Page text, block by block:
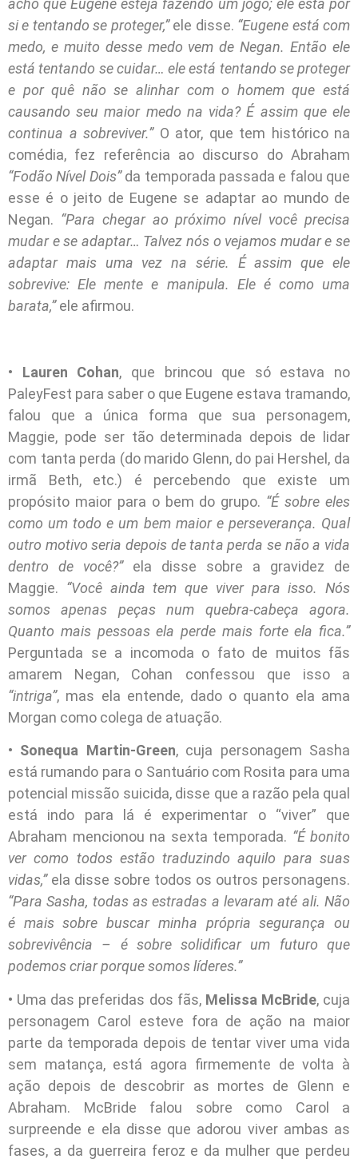
acho que Eugene esteja fazendo um jogo; ele está por
si e tentando se proteger,”ele disse. “Eugene está com
medo, e muito desse medo vem de Negan. Então ele
está tentando se cuidar… ele está tentando se proteger
e por quê não se alinhar com o homem que está
causando seu maior medo na vida? É assim que ele
continua a sobreviver.”O ator, que tem histórico na
comédia, fez referência ao discurso do Abraham
“Fodão Nível Dois”da temporada passada e falou que
esse é o jeito de Eugene se adaptar ao mundo de
Negan. “Para chegar ao próximo nível você precisa
mudar e se adaptar… Talvez nós o vejamos mudar e se
adaptar mais uma vez na série. É assim que ele
sobrevive: Ele mente e manipula. Ele é como uma
barata,”ele afirmou.
• Lauren Cohan, que brincou que só estava no
PaleyFest para saber o que Eugene estava tramando,
falou que a única forma que sua personagem,
Maggie, pode ser tão determinada depois de lidar
com tanta perda (do marido Glenn, do pai Hershel, da
irmã Beth, etc.) é percebendo que existe um
propósito maior para o bem do grupo. “É sobre eles
como um todo e um bem maior e perseverança. Qual
outro motivo seria depois de tanta perda se não a vida
dentro de você?”ela disse sobre a gravidez de
Maggie. “Você ainda tem que viver para isso. Nós
somos apenas peças num quebra-cabeça agora.
Quanto mais pessoas ela perde mais forte ela fica.”
Perguntada se a incomoda o fato de muitos fãs
amarem Negan, Cohan confessou que isso a
“intriga”, mas ela entende, dado o quanto ela ama
Morgan como colega de atuação.
• Sonequa Martin-Green, cuja personagem Sasha
está rumando para o Santuário com Rosita para uma
potencial missão suicida, disse que a razão pela qual
está indo para lá é experimentar o “viver” que
Abraham mencionou na sexta temporada. “É bonito
ver como todos estão traduzindo aquilo para suas
vidas,”ela disse sobre todos os outros personagens.
“Para Sasha, todas as estradas a levaram até ali. Não
é mais sobre buscar minha própria segurança ou
sobrevivência – é sobre solidificar um futuro que
podemos criar porque somos líderes.”
• Uma das preferidas dos fãs, Melissa McBride, cuja
personagem Carol esteve fora de ação na maior
parte da temporada depois de tentar viver uma vida
sem matança, está agora firmemente de volta à
ação depois de descobrir as mortes de Glenn e
Abraham. McBride falou sobre como Carol a
surpreende e ela disse que adorou viver ambas as
fases, a da guerreira feroz e da mulher que perdeu